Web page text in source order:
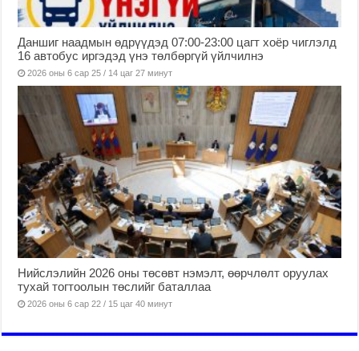
Даншиг наадмын өдрүүдэд 07:00-23:00 цагт хоёр чиглэлд
16 автобус иргэдэд үнэ төлбөргүй үйлчилнэ
2026 оны 6 сар 25 / 14 цаг 27 минут
Нийслэлийн 2026 оны төсөвт нэмэлт, өөрчлөлт оруулах
тухай тогтоолын төслийг баталлаа
2026 оны 6 сар 22 / 15 цаг 40 минут